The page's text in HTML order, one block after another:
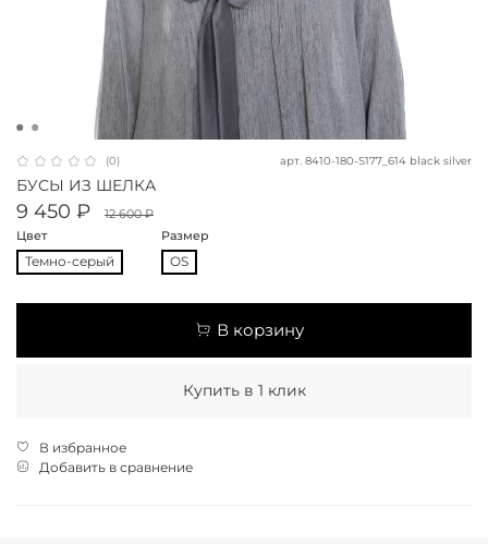
(0) арт. 8410-180-S177_614 black silver
БУСЫ ИЗ ШЕЛКА
9 450 ₽
12 600 ₽
Цвет
Темно-серый
Размер
OS
В корзину
Купить в 1 клик
В избранное
Добавить в сравнение